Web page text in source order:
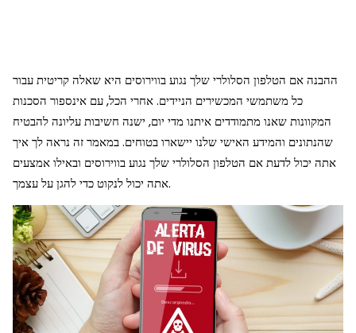
ההבנה אם הטלפון הסלולרי שלך נגוע בווירוסים היא שאלה קריטית עבור
כל משתמשי המכשירים הניידים. אחרי הכל, עם אינספור הסכנות
המקוונות שאנו מתמודדים איתנו מדי יום, ישנה חשיבות עליונה להבטיח
שהנתונים והמידע האישי שלנו יישארו בטוחים. במאמר זה נראה לך איך
אתה יכול לדעת אם הטלפון הסלולרי שלך נגוע בווירוסים ובאילו אמצעים
אתה יכול לנקוט כדי להגן על עצמך.